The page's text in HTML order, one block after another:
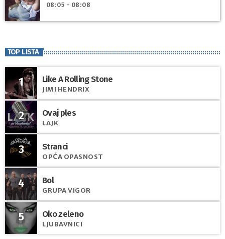
08:05 - 08:08
TOP LISTA
1 Like A Rolling Stone
JIMI HENDRIX
2 Ovaj ples
LAJK
3 Stranci
OPĆA OPASNOST
4 Bol
GRUPA VIGOR
5 Oko zeleno
LJUBAVNICI